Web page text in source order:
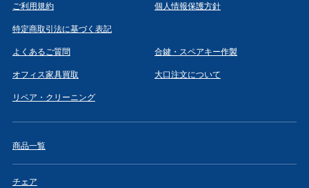
ご利用規約 個人情報保護方針
特定商取引法に基づく表記
よくあるご質問 合鍵・スペアキー作製
オフィス家具買取 大口注文について
リペア・クリーニング
商品一覧
チェア